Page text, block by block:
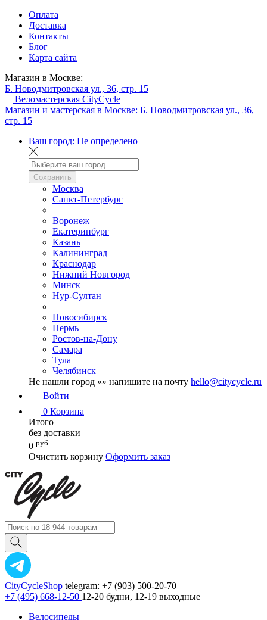
Оплата
Доставка
Контакты
Блог
Карта сайта
Магазин в Москве:
Б. Новодмитровская ул., 36, стр. 15
Веломастерская CityCycle
Магазин и мастерская в Москве: Б. Новодмитровская ул., 36,
стр. 15
Ваш город: Не определено
Сохранить
Москва
Санкт-Петербург
Воронеж
Екатеринбург
Казань
Калининград
Краснодар
Нижний Новгород
Минск
Нур-Султан
Новосибирск
Пермь
Ростов-на-Дону
Самара
Тула
Челябинск
Не нашли город «» напишите на почту hello@citycycle.ru
Войти
0 Корзина
Итого
без доставки
0 руб
Очистить корзину Оформить заказ
CityCycleShop telegram: +7 (903) 500-20-70
+7 (495) 668-12-50 12-20 будни, 12-19 выходные
Велосипеды